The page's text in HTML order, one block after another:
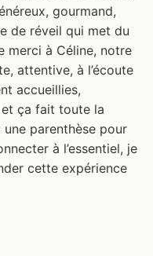
gourmand,
de réveil qui met du
merci à Céline, notre
attentive, à l’écoute
accueillies,
ça fait toute la
parenthèse pour
à l’essentiel, je
cette expérience